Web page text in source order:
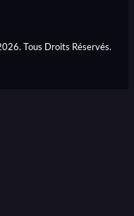
Tous Droits Réservés.